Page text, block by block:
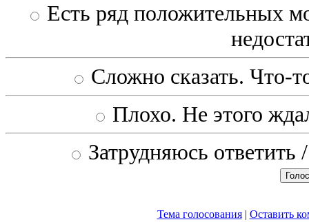
Есть ряд положительных
Сложно сказать. Что-
Плохо. Не этого
Затрудняюсь
Тема голосования| Оставить